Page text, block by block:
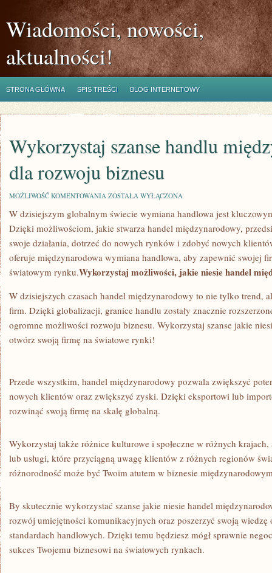
Wiadomości, nowości,
aktualności!
STRONA GŁÓWNA SPIS TREŚCI BLOG INTERNETOWY
Wykorzystaj szanse handlu
dla rozwoju biznesu
MOŻLIWOŚĆ KOMENTOWANIA WYKORZYSTAJ
HANDLU
MIĘDZYNARODOWEGO
DLA
ROZWOJU
BIZNESU
ZOSTAŁA WYŁĄCZONA
W‌ dzisiejszym globalnym świecie wymiana handlowa jest
Dzięki możliwościom, jakie stwarza handel międzynarodowy,
‍swoje działania, dotrzeć do nowych rynków i⁤ zdobyć nowych
oferuje międzynarodowa wymiana handlowa, aby zapewnić swojej
światowym rynku.Wykorzystaj możliwości, jakie niesie handel
W dzisiejszych czasach handel ⁢międzynarodowy to nie tylko trend,
firm. Dzięki globalizacji, granice handlu zostały znacznie
⁣ogromne możliwości rozwoju biznesu. Wykorzystaj szanse jakie
otwórz swoją firmę na światowe rynki!
Przede wszystkim, ⁤handel międzynarodowy pozwala zwiększyć
nowych⁣ klientów ‍oraz zwiększyć zyski. Dzięki eksportowi lub
rozwinąć swoją ⁣firmę na skalę globalną.
Wykorzystaj także różnice kulturowe i społeczne w różnych
lub usługi, ​które ⁤przyciągną uwagę klientów z różnych regionów
różnorodność może być Twoim atutem w biznesie
By skutecznie wykorzystać szanse jakie ⁢niesie handel
rozwój umiejętności komunikacyjnych oraz poszerzyć swoją wiedzę
standardach handlowych. Dzięki temu będziesz mógł ⁣sprawnie
sukces ⁣Twojemu biznesowi ‍na światowych rynkach.